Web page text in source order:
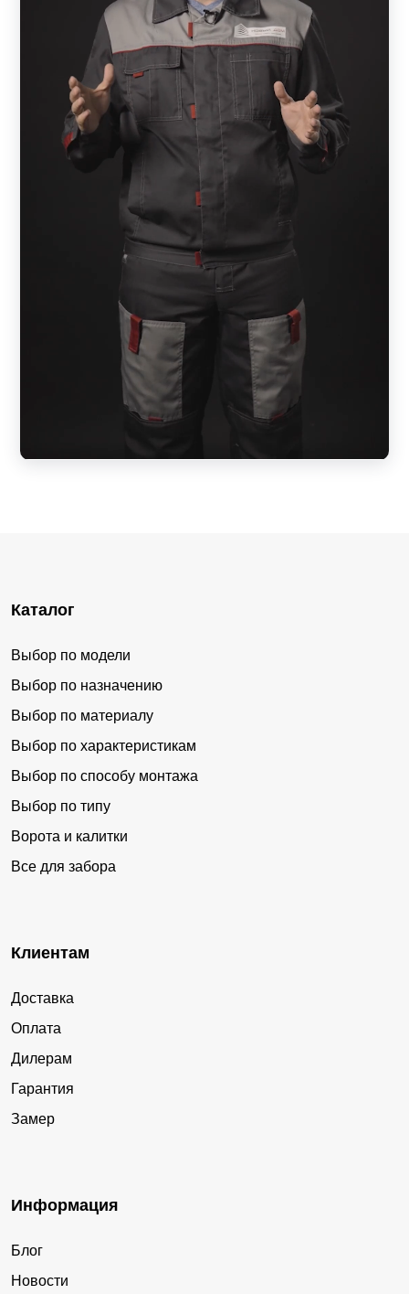
Каталог
Выбор по модели
Выбор по назначению
Выбор по материалу
Выбор по характеристикам
Выбор по способу монтажа
Выбор по типу
Ворота и калитки
Все для забора
Клиентам
Доставка
Оплата
Дилерам
Гарантия
Замер
Информация
Блог
Новости